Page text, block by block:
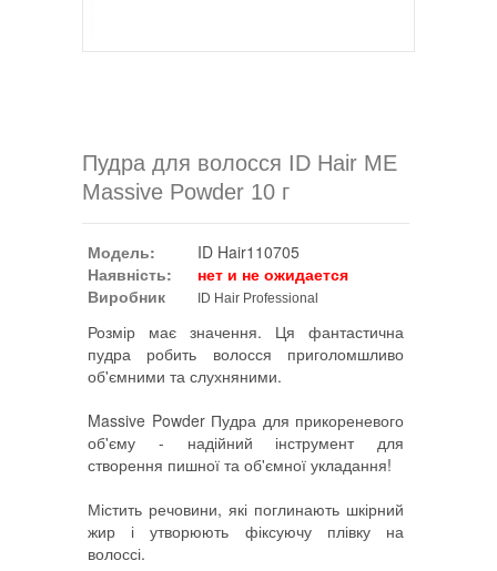
Пудра для волосся ID Hair ME
Massive Powder 10 г
Модель:
ID Hair110705
Наявність:
нет и не ожидается
Виробник
ID Hair Professional
Розмір має значення. Ця фантастична
пудра робить волосся приголомшливо
об'ємними та слухняними.
Massive Powder Пудра для прикореневого
об'єму - надійний інструмент для
створення пишної та об'ємної укладання!
Містить речовини, які поглинають шкірний
жир і утворюють фіксуючу плівку на
волоссі.